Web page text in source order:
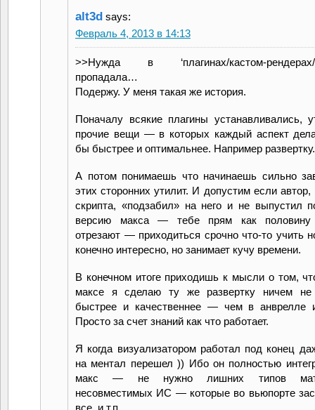
alt3d says:
Февраль 4, 2013 в 14:13
>>Нужда в ‘плагинах/кастом-рендерах/
пропадала…
Подержу. У меня такая же история.
Поначалу всякие плагины устанавливались,
прочие вещи — в которых каждый аспект
бы быстрее и оптимальнее. Например развертку.
А потом понимаешь что начинаешь сильно
этих сторонних утилит. И допустим если автор,
скрипта, «подзабил» на него и не выпустил
версию макса — тебе прям как половину
отрезают — приходиться срочно что-то учить
конечно интересно, но занимает кучу времени.
В конечном итоге приходишь к мысли о том,
максе я сделаю ту же развертку ничем
быстрее и качественнее — чем в анврелле
Просто за счет знаний как что работает.
Я когда визуализатором работал под конец
на ментал перешел )) Ибо он полностью
макс — не нужно лишних типов
несовместимых ИС — которые во вьюпорте
все, и т.п.